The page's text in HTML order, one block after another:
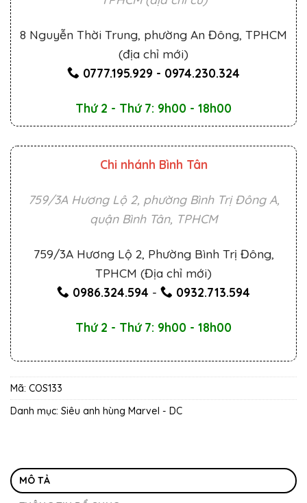
8 Nguyễn Thời Trung, phường An Đông, TPHCM
(địa chỉ mới)
0777.195.929 - 0974.230.324
Thứ 2 - Thứ 7: 9h00 - 18h00
Chi nhánh Bình Tân
759/3A Hương Lộ 2, phường Bình Trị Đông A,
quận Bình Tân, TPHCM
759/3A Hương Lộ 2, Phường Bình Trị Đông,
TPHCM (Địa chỉ mới)
0986.324.594 - 0932.713.594
Thứ 2 - Thứ 7: 9h00 - 18h00
Mã: COS133
Danh mục: Siêu anh hùng Marvel - DC
MÔ TẢ